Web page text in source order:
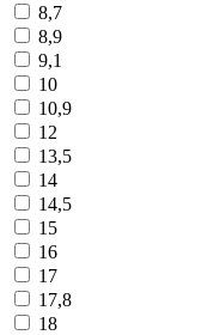
8,7
8,9
9,1
10
10,9
12
13,5
14
14,5
15
16
17
17,8
18